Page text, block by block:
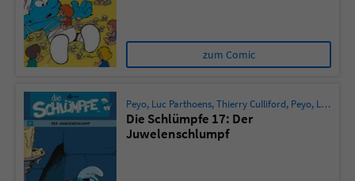
zum Comic
Peyo, Luc Parthoens,Thierry Culliford, Peyo, Luc Parthoens
Die Schlümpfe 17: Der
Juwelenschlumpf